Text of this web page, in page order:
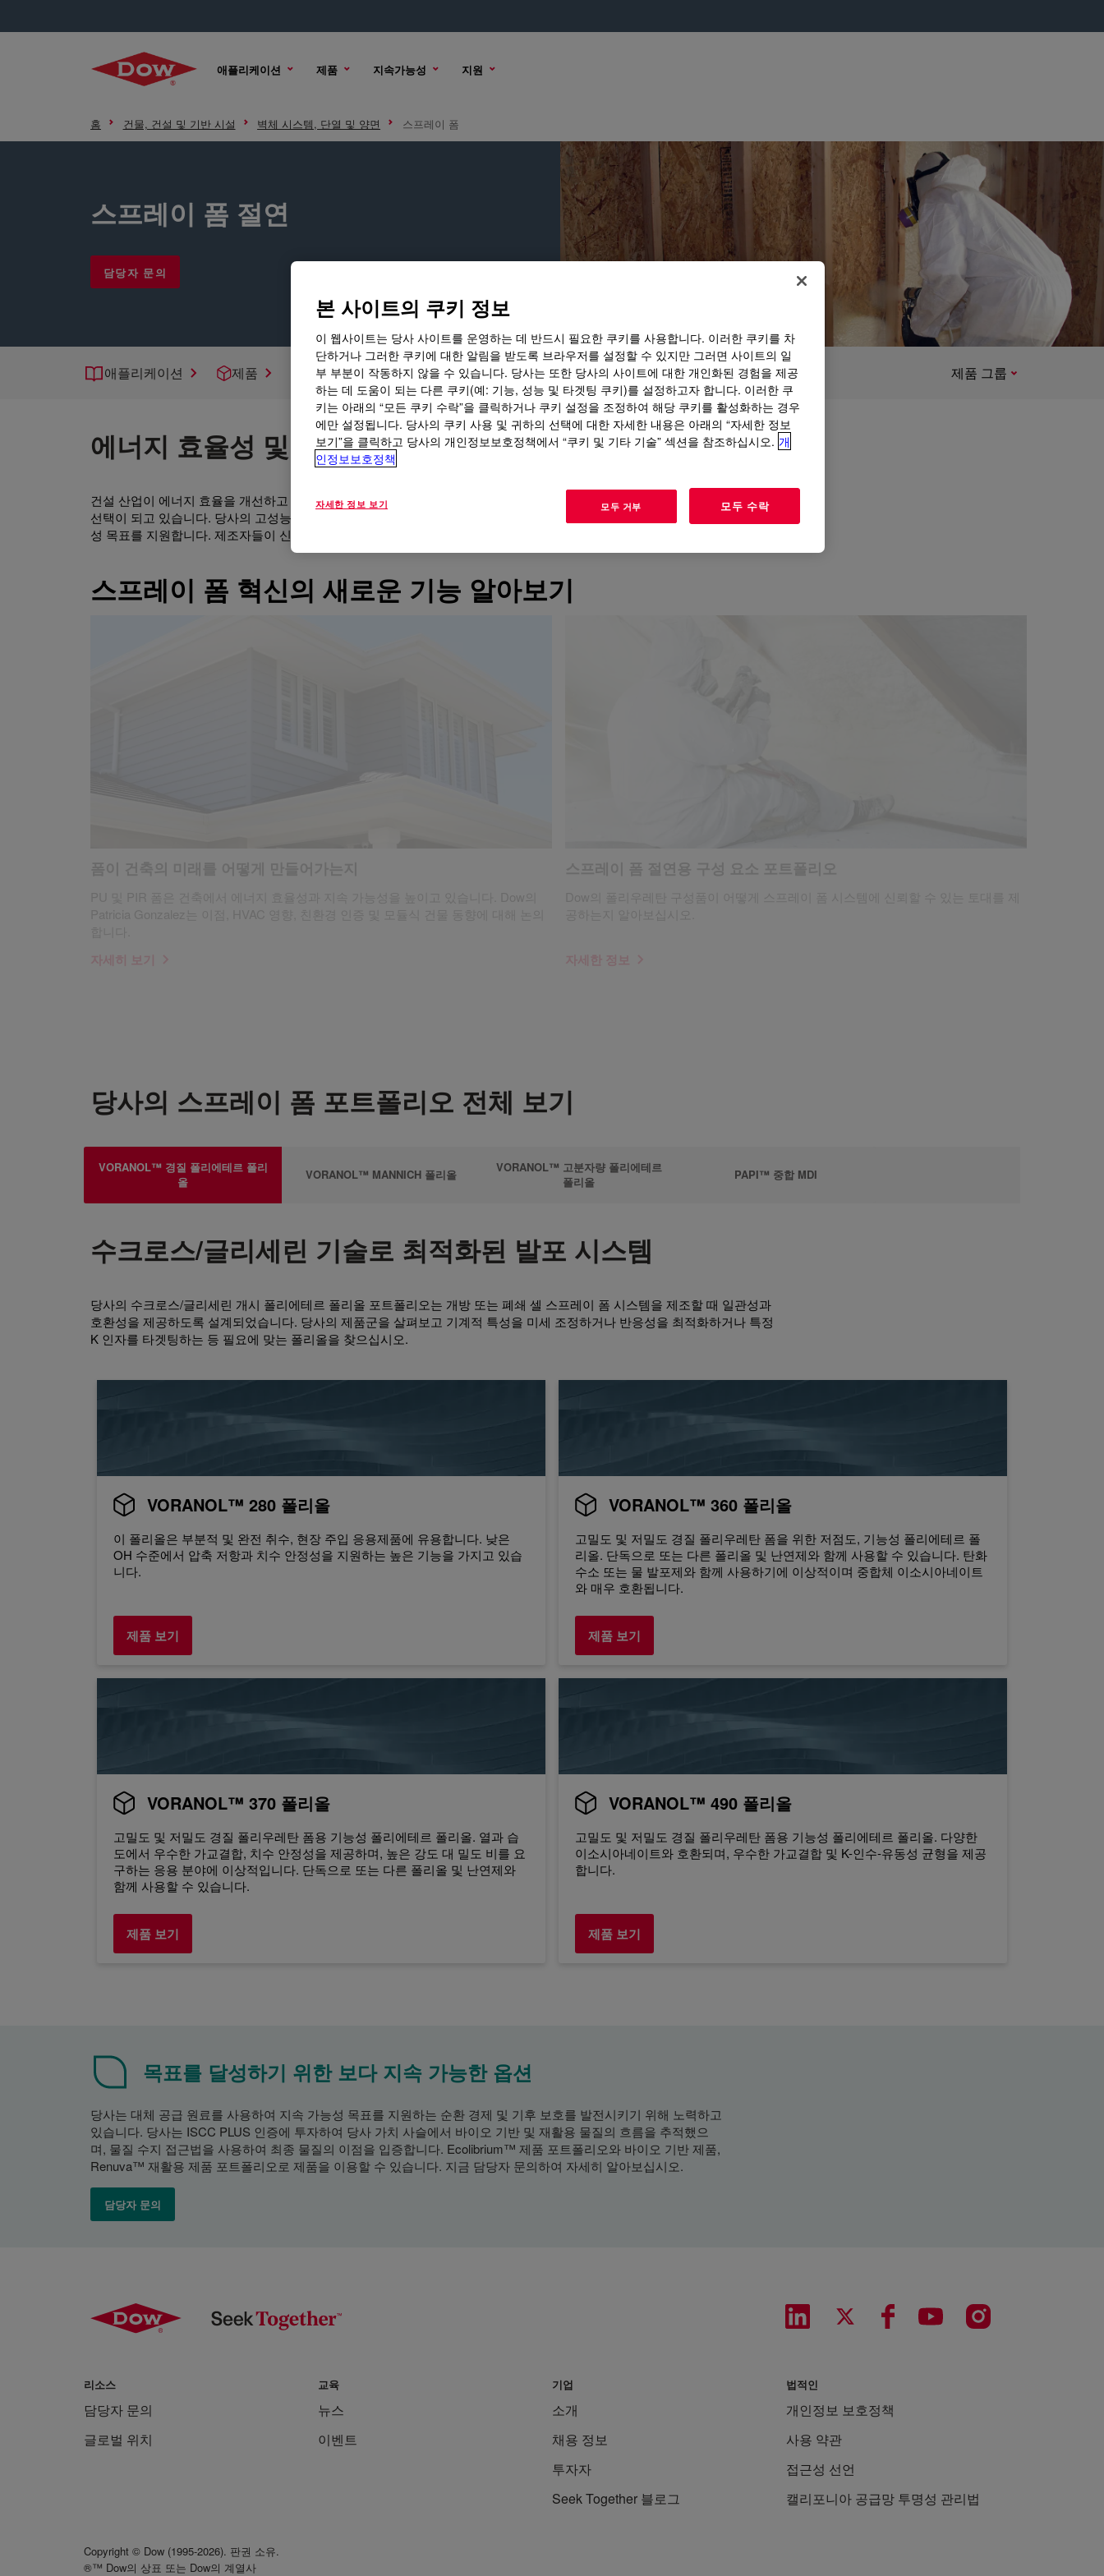
애플리케이션 제품 지속가능성 지원
홈 건물, 건설 및 기반 시설 벽체 시스템, 단열 및 양면 스프레이 폼
스프레이 폼 절연
담당자 문의
애플리케이션 제품 지원 제품 그룹
에너지 효율성 및 수율 향상
건설 산업이 에너지 효율을 개선하고 엄격한 화재 성능 표준을 충족하는 재료를 모색함에 따라 스프레이 폼 단열재가 인기 있는
선택이 되고 있습니다. 당사의 고성능 폴리우레탄 구성품 포트폴리오는 신뢰할 수 있는 성능, 경제적 가치를 제공하며 지속 가능
성 목표를 지원합니다. 제조자들이 신뢰하는 당사의 솔루션은 혁신, 성능 및 환경적 책임을 결합합니다.
스프레이 폼 혁신의 새로운 기능 알아보기
자세히 보기 자세한 정보
당사의 스프레이 폼 포트폴리오 전체 보기
VORANOL™ 경질 폴리에테르 폴리
올
VORANOL™ MANNICH 폴리올
VORANOL™ 고분자량 폴리에테르
폴리올
PAPI™ 중합 MDI
수크로스/글리세린 기술로 최적화된 발포 시스템
당사의 수크로스/글리세린 개시 폴리에테르 폴리올 포트폴리오는 개방 또는 폐쇄 셀 스프레이 폼 시스템을 제조할 때 일관성과
호환성을 제공하도록 설계되었습니다. 당사의 제품군을 살펴보고 기계적 특성을 미세 조정하거나 반응성을 최적화하거나 특정
K 인자를 타겟팅하는 등 필요에 맞는 폴리올을 찾으십시오.
VORANOL™ 280 폴리올
이 폴리올은 부분적 및 완전 취수, 현장 주입 응용제품에 유용합니다. 낮은
OH 수준에서 압축 저항과 치수 안정성을 지원하는 높은 기능을 가지고 있습
니다.
제품 보기
VORANOL™ 360 폴리올
고밀도 및 저밀도 경질 폴리우레탄 폼을 위한 저점도, 기능성 폴리에테르 폴
리올. 단독으로 또는 다른 폴리올 및 난연제와 함께 사용할 수 있습니다. 탄화
수소 또는 물 발포제와 함께 사용하기에 이상적이며 중합체 이소시아네이트
와 매우 호환됩니다.
제품 보기
VORANOL™ 370 폴리올
고밀도 및 저밀도 경질 폴리우레탄 폼용 기능성 폴리에테르 폴리올. 열과 습
도에서 우수한 가교결합, 치수 안정성을 제공하며, 높은 강도 대 밀도 비를 요
구하는 응용 분야에 이상적입니다. 단독으로 또는 다른 폴리올 및 난연제와
함께 사용할 수 있습니다.
제품 보기
VORANOL™ 490 폴리올
고밀도 및 저밀도 경질 폴리우레탄 폼용 기능성 폴리에테르 폴리올. 다양한
이소시아네이트와 호환되며, 우수한 가교결합 및 K-인수-유동성 균형을 제공
합니다.
제품 보기
목표를 달성하기 위한 보다 지속 가능한 옵션
당사는 대체 공급 원료를 사용하여 지속 가능성 목표를 지원하는 순환 경제 및 기후 보호를 발전시키기 위해 노력하고
있습니다. 당사는 ISCC PLUS 인증에 투자하여 당사 가치 사슬에서 바이오 기반 및 재활용 물질의 흐름을 추적했으
며, 물질 수지 접근법을 사용하여 최종 물질의 이점을 입증합니다. Ecolibrium™ 제품 포트폴리오와 바이오 기반 제품,
Renuva™ 재활용 제품 포트폴리오로 제품을 이용할 수 있습니다. 지금 담당자 문의하여 자세히 알아보십시오.
담당자 문의
리소스
담당자 문의
글로벌 위치
교육
뉴스
이벤트
기업
소개
채용 정보
투자자
Seek Together 블로그
법적인
개인정보 보호정책
사용 약관
접근성 선언
캘리포니아 공급망 투명성 관리법
Copyright © Dow (1995-2026). 판권 소유.
®™ Dow의 상표 또는 Dow의 계열사
본 사이트의 쿠키 정보
이 웹사이트는 당사 사이트를 운영하는 데 반드시 필요한 쿠키를 사용합니다. 이러한 쿠키를 차
단하거나 그러한 쿠키에 대한 알림을 받도록 브라우저를 설정할 수 있지만 그러면 사이트의 일
부 부분이 작동하지 않을 수 있습니다. 당사는 또한 당사의 사이트에 대한 개인화된 경험을 제공
하는 데 도움이 되는 다른 쿠키(예: 기능, 성능 및 타겟팅 쿠키)를 설정하고자 합니다. 이러한 쿠
키는 아래의 “모든 쿠키 수락”을 클릭하거나 쿠키 설정을 조정하여 해당 쿠키를 활성화하는 경우
에만 설정됩니다. 당사의 쿠키 사용 및 귀하의 선택에 대한 자세한 내용은 아래의 “자세한 정보
보기”을 클릭하고 당사의 개인정보보호정책에서 “쿠키 및 기타 기술” 섹션을 참조하십시오. 개
인정보보호정책
자세한 정보 보기 모두 거부 모두 수락